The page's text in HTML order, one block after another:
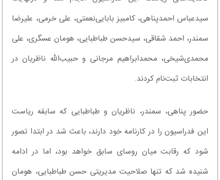
سید‌عباس احمدپناهی، کامبیز بابایی‌نعمتی، علی خرمی، علیرضا
سمندر، احمد شقاقی، سید‌حسن طباطبایی، هومان عسگری، علی
محمدی‌شیخی، محمد‌ابراهیم مرجانی و حبیب‌الله ناظریان در
انتخابات ثبت‌نام کردند.
حضور پناهی، سمندر، ناظریان و طباطبایی که سابقه ریاست
این فدراسیون را در کارنامه خود دارند، باعث شد در ابتدا تصور
شود که رقابت میان روسای سابق خواهد بود، اما در ادامه
شنیده شد که تنها صلاحیت مدیریتی حسن طباطبایی، هومان